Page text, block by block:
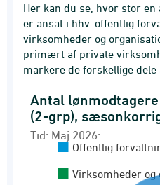
Her kan du se, hvor stor
er ansat i hhv. offentlig
virksomheder og
primært af private
markere de forskellige
Antal lønmodtagere
Pie chart with 2 slices.
Tid: Maj 2026:
Lønmodtagere
Antal
(2-grp),
Tid: Maj 2026:
Offentlig
Virksomheder og